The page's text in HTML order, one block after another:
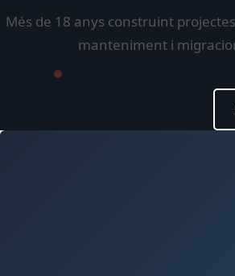
Més de 18 anys construint
manteniment i